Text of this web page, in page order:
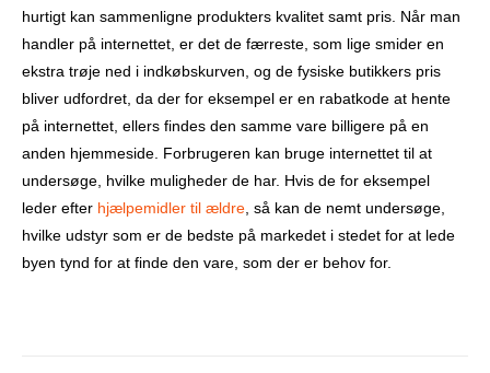
hurtigt kan sammenligne produkters kvalitet samt pris. Når man
handler på internettet, er det de færreste, som lige smider en
ekstra trøje ned i indkøbskurven, og de fysiske butikkers pris
bliver udfordret, da der for eksempel er en rabatkode at hente
på internettet, ellers findes den samme vare billigere på en
anden hjemmeside. Forbrugeren kan bruge internettet til at
undersøge, hvilke muligheder de har. Hvis de for eksempel
leder efter hjælpemidler til ældre, så kan de nemt undersøge,
hvilke udstyr som er de bedste på markedet i stedet for at lede
byen tynd for at finde den vare, som der er behov for.